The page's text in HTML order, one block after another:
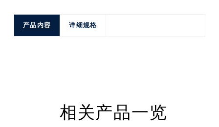
产品内容 详细规格
相关产品一览